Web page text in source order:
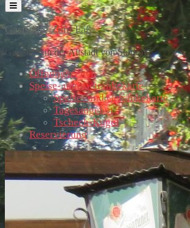
Gaststätte Zum Faß
Gaststätte in der Altstadt von Storkow
Öffnungszeiten
Speise- und Getränkekarte
Speise- und Getränkekarte
Tagesangebot
Tschech-Kugel
Reservierung